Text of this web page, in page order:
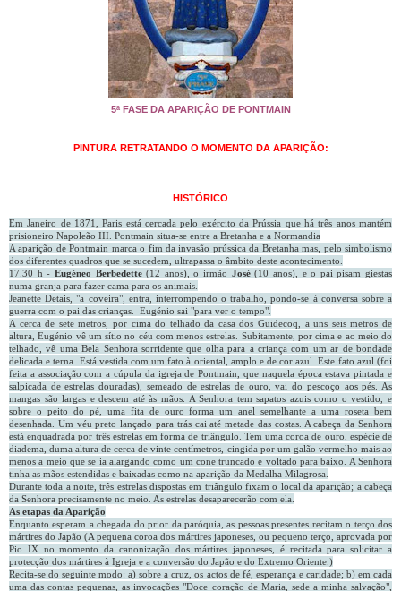
5ª FASE DA APARIÇÃO DE PONTMAIN
PINTURA RETRATANDO O MOMENTO DA APARIÇÃO:
HISTÓRICO
Em Janeiro de 1871, Paris está cercada pelo exército da Prússia que há três anos mantém
prisioneiro Napoleão III. Pontmain situa-se entre a Bretanha e a Normandia
A aparição de Pontmain marca o fim da invasão prússica da Bretanha mas, pelo simbolismo
dos diferentes quadros que se sucedem, ultrapassa o âmbito deste acontecimento.
17.30 h - Eugéneo Berbedette(12 anos), o irmão José(10 anos), e o pai pisam giestas
numa granja para fazer cama para os animais.
Jeanette Detais, "a coveira", entra, interrompendo o trabalho, pondo-se à conversa sobre a
guerra com o pai das crianças. Eugénio sai "para ver o tempo".
A cerca de sete metros, por cima do telhado da casa dos Guidecoq, a uns seis metros de
altura, Eugénio vê um sítio no céu com menos estrelas. Subitamente, por cima e ao meio do
telhado, vê uma Bela Senhora sorridente que olha para a criança com um ar de bondade
delicada e terna. Está vestida com um fato à oriental, amplo e de cor azul. Este fato azul (foi
feita a associação com a cúpula da igreja de Pontmain, que naquela época estava pintada e
salpicada de estrelas douradas), semeado de estrelas de ouro, vai do pescoço aos pés. As
mangas são largas e descem até às mãos. A Senhora tem sapatos azuis como o vestido, e
sobre o peito do pé, uma fita de ouro forma um anel semelhante a uma roseta bem
desenhada. Um véu preto lançado para trás cai até metade das costas. A cabeça da Senhora
está enquadrada por três estrelas em forma de triângulo. Tem uma coroa de ouro, espécie de
diadema, duma altura de cerca de vinte centímetros, cingida por um galão vermelho mais ao
menos a meio que se ia alargando como um cone truncado e voltado para baixo. A Senhora
tinha as mãos estendidas e baixadas como na aparição da Medalha Milagrosa.
Durante toda a noite, três estrelas dispostas em triângulo fixam o local da aparição; a cabeça
da Senhora precisamente no meio. As estrelas desaparecerão com ela.
As etapas da Aparição
Enquanto esperam a chegada do prior da paróquia, as pessoas presentes recitam o terço dos
mártires do Japão (A pequena coroa dos mártires japoneses, ou pequeno terço, aprovada por
Pio IX no momento da canonização dos mártires japoneses, é recitada para solicitar a
protecção dos mártires à Igreja e a conversão do Japão e do Extremo Oriente.)
Recita-se do seguinte modo: a) sobre a cruz, os actos de fé, esperança e caridade; b) em cada
uma das contas pequenas, as invocações "Doce coração de Maria, sede a minha salvação",